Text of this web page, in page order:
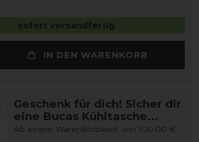
sofort versandfertig
IN DEN WARENKORB
Geschenk für dich! Sicher dir
eine Bucas Kühltasche...
Ab einem Warenkorbwert von 100,00 €